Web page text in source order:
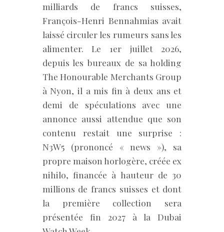
milliards de francs suisses,
François-Henri Bennahmias avait
laissé circuler les rumeurs sans les
alimenter. Le 1er juillet 2026,
depuis les bureaux de sa holding
The Honourable Merchants Group
à Nyon, il a mis fin à deux ans et
demi de spéculations avec une
annonce aussi attendue que son
contenu restait une surprise :
N3W5 (prononcé « news »), sa
propre maison horlogère, créée ex
nihilo, financée à hauteur de 30
millions de francs suisses et dont
la première collection sera
présentée fin 2027 à la Dubai